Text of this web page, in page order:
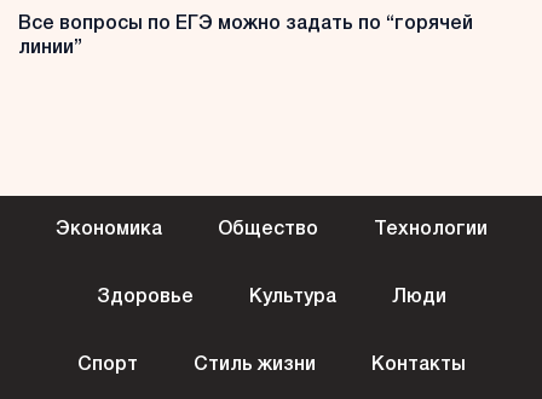
Все вопросы по ЕГЭ можно задать по “горячей
линии”
Экономика Общество Технологии
Здоровье Культура Люди
Спорт Стиль жизни Контакты